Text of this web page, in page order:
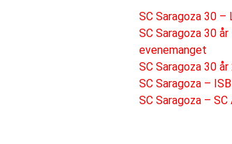
SC Saragoza 30 –
SC Saragoza 30
evenemanget
SC Saragoza 30
SC Saragoza – ISB
SC Saragoza – SC